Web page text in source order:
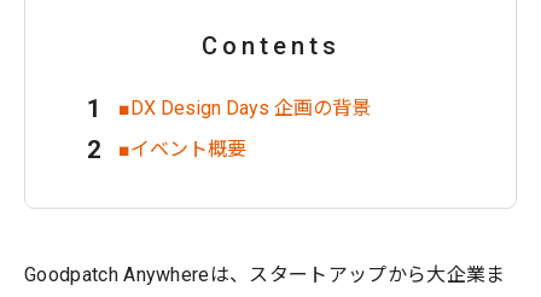
Contents
■DX Design Days 企画の背景
■イベント概要
Goodpatch Anywhereは、スタートアップから大企業ま